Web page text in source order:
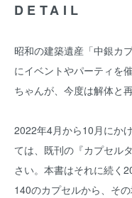
DETAIL
昭和の建築遺産「中銀カ
にイベントやパーティを
ちゃんが、今度は解体と
2022年4月から10月にか
ては、既刊の『カプセル
さい。本書はそれに続く
140のカプセルから、そ